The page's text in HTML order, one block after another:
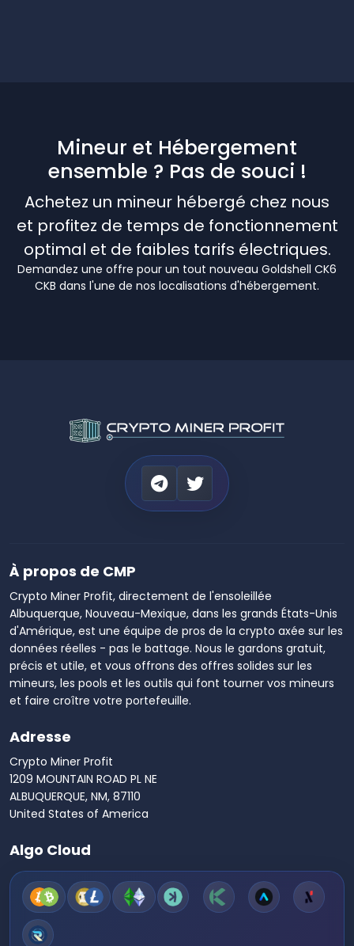
Mineur et Hébergement
ensemble ? Pas de souci !
Achetez un mineur hébergé chez nous
et profitez de temps de fonctionnement
optimal et de faibles tarifs électriques.
Demandez une offre pour un tout nouveau Goldshell CK6
CKB dans l'une de nos localisations d'hébergement.
À propos de CMP
Crypto Miner Profit, directement de l'ensoleillée
Albuquerque, Nouveau-Mexique, dans les grands États-Unis
d'Amérique, est une équipe de pros de la crypto axée sur les
données réelles - pas le battage. Nous le gardons gratuit,
précis et utile, et vous offrons des offres solides sur les
mineurs, les pools et les outils qui font tourner vos mineurs
et faire croître votre portefeuille.
Adresse
Crypto Miner Profit
1209 MOUNTAIN ROAD PL NE
ALBUQUERQUE, NM, 87110
United States of America
Algo Cloud